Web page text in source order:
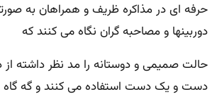
حرفه ای در مذاکره ظریف و همراهان به
دوربینها و مصاحبه گران نگاه می کنند که
حالت صمیمی و دوستانه را مد نظر داشته
دست و یک دست استفاده می کنند و گه